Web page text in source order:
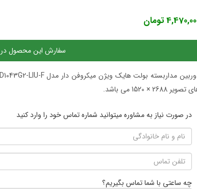
تومان
سفارش این محصول
2688 × 1520 می باشد.
در صورت نیاز به مشاوره میتوانید شماره تماس خود را وارد کنید
چه ساعتی با شما تماس بگیریم؟